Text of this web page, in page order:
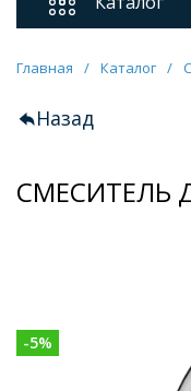
Смесители
Унитазы
Мебель для
Главная / Каталог /
Назад
СМЕСИТЕЛЬ
-5%